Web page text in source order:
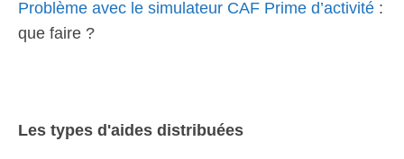
Problème avec le simulateur CAF Prime d’activité :
que faire ?
Les types d'aides distribuées